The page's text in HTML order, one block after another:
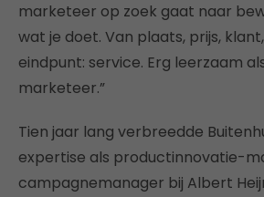
marketeer op zoek gaat naar
wat je doet. Van plaats, prijs,
eindpunt: service. Erg leerzaam
marketeer.”
Tien jaar lang verbreedde
expertise als productinnovatie-
campagnemanager bij Albert